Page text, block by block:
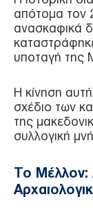
απότομα τον
ανασκαφικά
υποταγή της
Η κίνηση
σχέδιο των
της
συλλογική
Το Μέλλον: